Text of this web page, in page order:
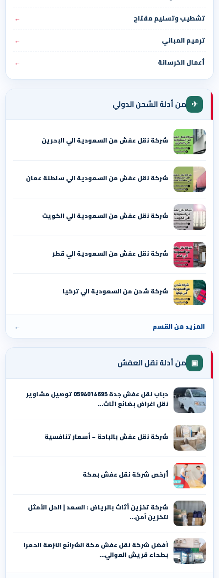
تشطيب وتسليم مفتاح
←
ترميم المباني
←
أعمال الخرسانة
←
✈ من أدلة الشحن الدولي
شركة نقل عفش من السعودية الي البحرين
شركة نقل عفش من السعودية الي سلطنة عمان
شركة نقل عفش من السعودية الي الكويت
شركة نقل عفش من السعودية الي قطر
شركة شحن من السعودية الي تركيا
المزيد من القسم ←
▣ من أدلة نقل العفش
دباب نقل عفش جدة 0594014695 توصيل مشاوير
نقل اغراض بضائع اثاث…
شركة نقل عفش بالباحة – أسعار تنافسية
أرخص شركة نقل عفش بمكة
شركة تخزين أثاث بالرياض : السعد | الحل الأمثل
لتخزين آمن…
أفضل شركة نقل عفش مكة الشرائع النزهة الحمرا
بطحاء قريش العوالي…